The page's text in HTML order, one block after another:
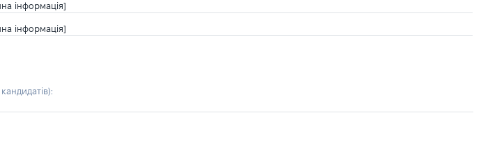
інформація]
інформація]
: